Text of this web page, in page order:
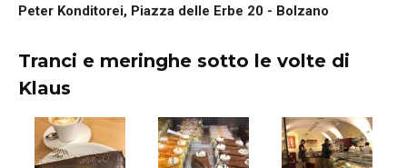
Peter Konditorei, Piazza delle Erbe 20 - Bolzano
Tranci e meringhe sotto le volte di
Klaus